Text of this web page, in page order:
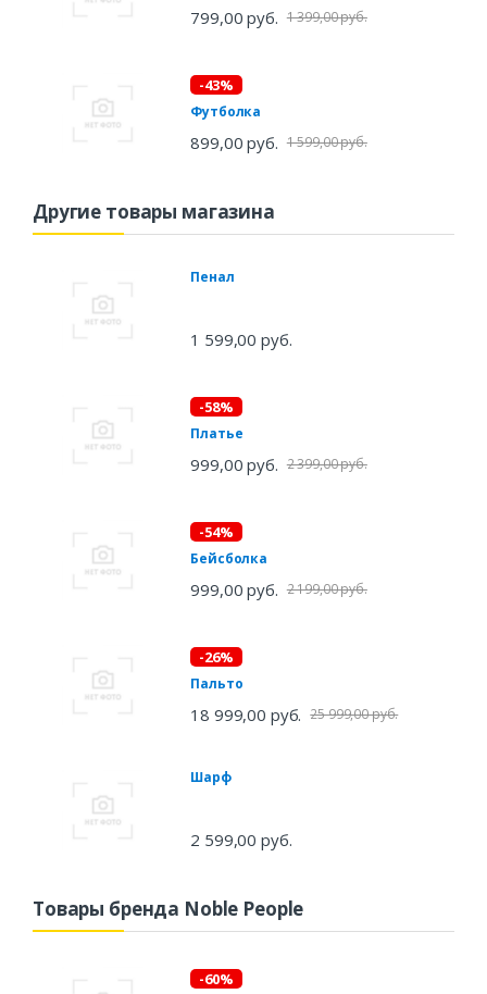
799,00 руб. 1 399,00 руб.
-43%
Футболка
899,00 руб. 1 599,00 руб.
Другие товары магазина
Пенал
1 599,00 руб.
-58%
Платье
999,00 руб. 2 399,00 руб.
-54%
Бейсболка
999,00 руб. 2 199,00 руб.
-26%
Пальто
18 999,00 руб. 25 999,00 руб.
Шарф
2 599,00 руб.
Товары бренда Noble People
-60%